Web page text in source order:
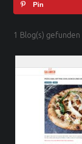
Pin
1 Blog(s) gefunden